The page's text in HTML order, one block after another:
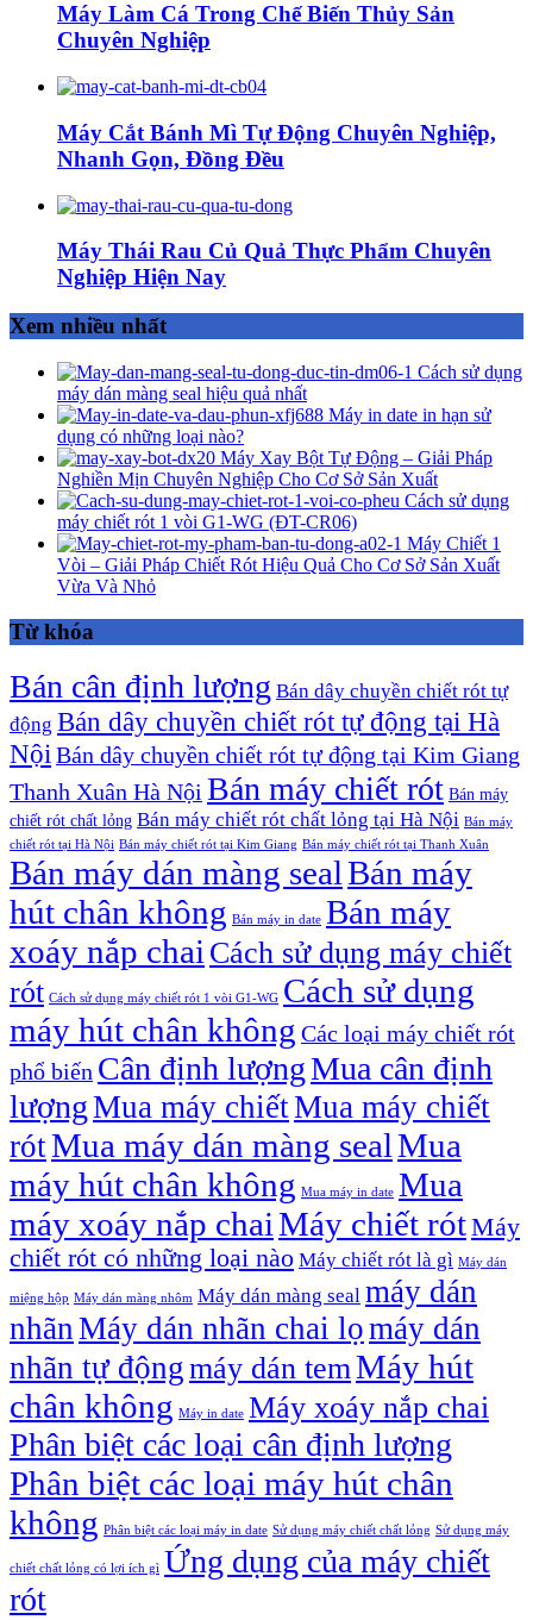
Máy Làm Cá Trong Chế Biến Thủy Sản
Chuyên Nghiệp
Máy Cắt Bánh Mì Tự Động Chuyên Nghiệp,
Nhanh Gọn, Đồng Đều
Máy Thái Rau Củ Quả Thực Phẩm Chuyên
Nghiệp Hiện Nay
Xem nhiều nhất
Cách sử dụng
máy dán màng seal hiệu quả nhất
Máy in date in hạn sử
dụng có những loại nào?
Máy Xay Bột Tự Động – Giải Pháp
Nghiền Mịn Chuyên Nghiệp Cho Cơ Sở Sản Xuất
Cách sử dụng
máy chiết rót 1 vòi G1-WG (ĐT-CR06)
Máy Chiết 1
Vòi – Giải Pháp Chiết Rót Hiệu Quả Cho Cơ Sở Sản Xuất
Vừa Và Nhỏ
Từ khóa
Bán cân định lượng Bán dây chuyền chiết rót tự
động Bán dây chuyền chiết rót tự động tại Hà
Nội Bán dây chuyền chiết rót tự động tại Kim Giang
Thanh Xuân Hà Nội Bán máy chiết rót Bán máy
chiết rót chất lỏng Bán máy chiết rót chất lỏng tại Hà Nội Bán máy
chiết rót tại Hà Nội Bán máy chiết rót tại Kim Giang Bán máy chiết rót tại Thanh Xuân
Bán máy dán màng sealBán máy
hút chân không Bán máy in date Bán máy
xoáy nắp chai Cách sử dụng máy chiết
rót Cách sử dụng máy chiết rót 1 vòi G1-WG Cách sử dụng
máy hút chân không Các loại máy chiết rót
phổ biến Cân định lượngMua cân định
lượngMua máy chiếtMua máy chiết
rótMua máy dán màng sealMua
máy hút chân không Mua máy in date Mua
máy xoáy nắp chaiMáy chiết rótMáy
chiết rót có những loại nào Máy chiết rót là gì Máy dán
miệng hộp Máy dán màng nhôm Máy dán màng seal máy dán
nhãnMáy dán nhãn chai lọmáy dán
nhãn tự độngmáy dán temMáy hút
chân không Máy in date Máy xoáy nắp chai
Phân biệt các loại cân định lượng
Phân biệt các loại máy hút chân
không Phân biệt các loại máy in date Sử dụng máy chiết chất lỏng Sử dụng máy
chiết chất lỏng có lợi ích gì Ứng dụng của máy chiết
rót